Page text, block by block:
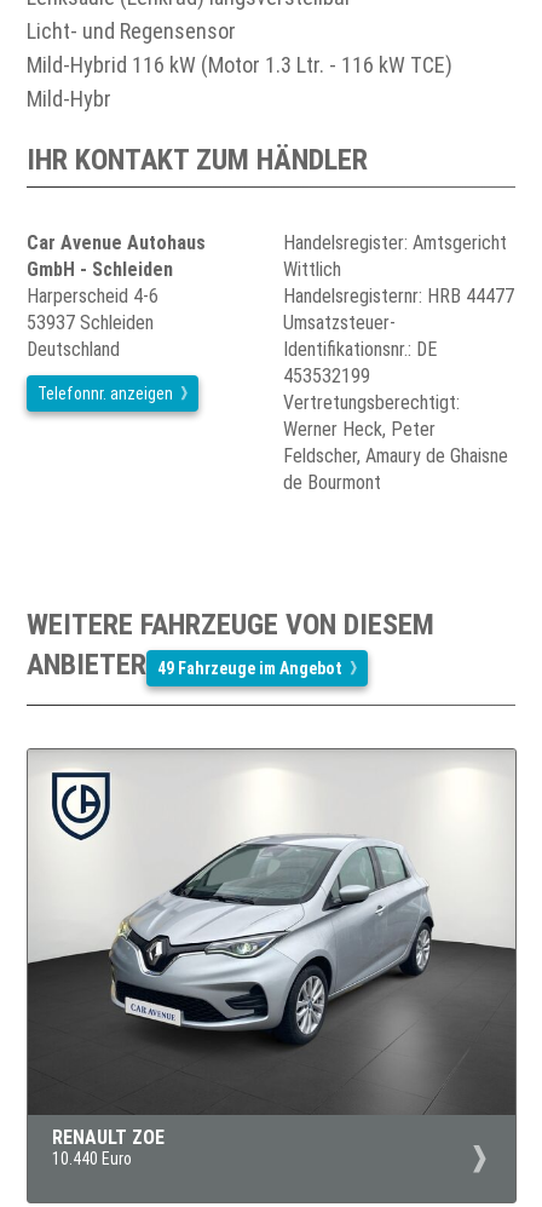
Licht- und Regensensor
Mild-Hybrid 116 kW (Motor 1.3 Ltr. - 116 kW TCE)
Mild-Hybr
IHR KONTAKT ZUM HÄNDLER
Car Avenue Autohaus
GmbH - Schleiden
Harperscheid 4-6
53937 Schleiden
Deutschland
Telefonnr. anzeigen
Handelsregister: Amtsgericht
Wittlich
Handelsregisternr: HRB 44477
Umsatzsteuer-
Identifikationsnr.: DE
453532199
Vertretungsberechtigt:
Werner Heck, Peter
Feldscher, Amaury de Ghaisne
de Bourmont
WEITERE FAHRZEUGE VON DIESEM
ANBIETER 49 Fahrzeuge im Angebot
RENAULT ZOE
10.440 Euro